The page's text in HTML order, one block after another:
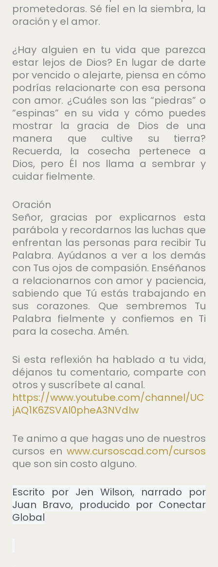
prometedoras. Sé fiel en la siembra, la
oración y el amor.
¿Hay alguien en tu vida que parezca
estar lejos de Dios? En lugar de darte
por vencido o alejarte, piensa en cómo
podrías relacionarte con esa persona
con amor. ¿Cuáles son las “piedras” o
“espinas” en su vida y cómo puedes
mostrar la gracia de Dios de una
manera que cultive su tierra?
Recuerda, la cosecha pertenece a
Dios, pero Él nos llama a sembrar y
cuidar fielmente.
Oración
Señor, gracias por explicarnos esta
parábola y recordarnos las luchas que
enfrentan las personas para recibir Tu
Palabra. Ayúdanos a ver a los demás
con Tus ojos de compasión. Enséñanos
a relacionarnos con amor y paciencia,
sabiendo que Tú estás trabajando en
sus corazones. Que sembremos Tu
Palabra fielmente y confiemos en Ti
para la cosecha. Amén.
Si esta reflexión ha hablado a tu vida,
déjanos tu comentario, comparte con
otros y suscríbete al canal.
https://www.youtube.com/channel/UC
jAQ1K6ZSVAl0pheA3NVdIw
Te animo a que hagas uno de nuestros
cursos en ⁠www.cursoscad.com/cursos⁠
que son sin costo alguno.
Escrito por Jen Wilson, narrado por
Juan Bravo, producido por Conectar
Global